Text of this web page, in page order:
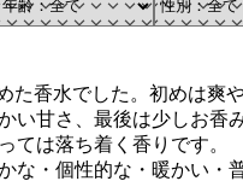
た香水でした。初めは爽
い甘さ、最後は少しお香
ては落ち着く香りです。
な・個性的な・暖かい・